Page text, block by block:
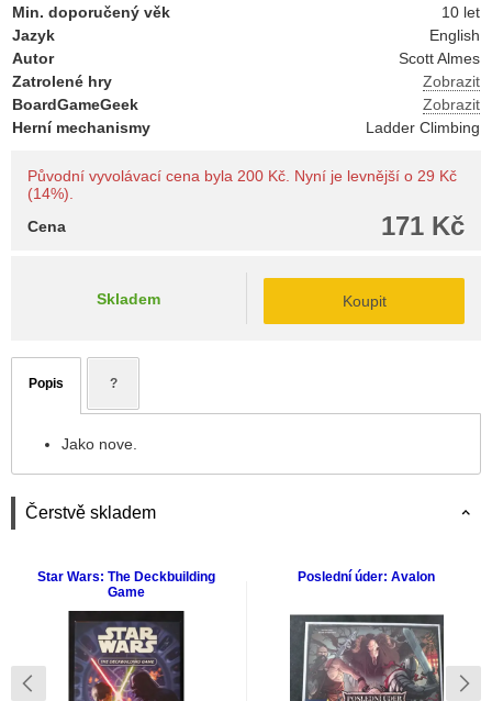
Min. doporučený věk
10 let
Jazyk
English
Autor
Scott Almes
Zatrolené hry
Zobrazit
BoardGameGeek
Zobrazit
Herní mechanismy
Ladder Climbing
Původní vyvolávací cena byla 200 Kč. Nyní je levnější o 29 Kč
(14%).
171 Kč
Cena
Skladem Koupit
Popis ?
Jako nove.
Čerstvě skladem
Star Wars: The Deckbuilding
Game
Poslední úder: Avalon